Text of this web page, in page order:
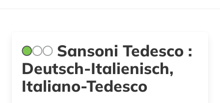
Sansoni Tedesco :
Deutsch-Italienisch,
Italiano-Tedesco